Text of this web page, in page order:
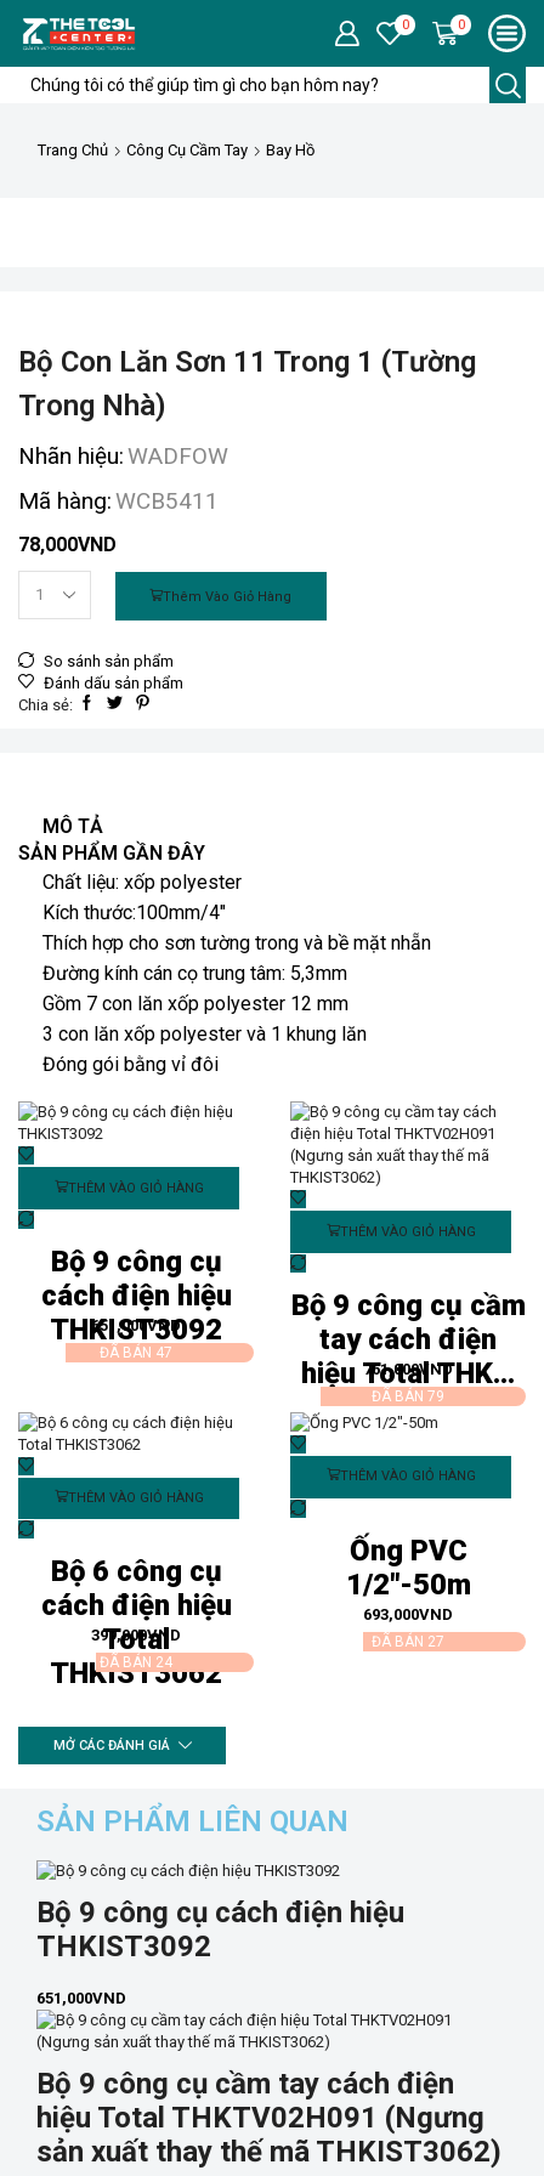
0 0
Trang Chủ Công Cụ Cầm Tay Bay Hồ
Bộ Con Lăn Sơn 11 Trong 1 (tường
Trong Nhà)
Nhãn hiệu:WADFOW
Mã hàng:WCB5411
78,000VND
Thêm Vào Giỏ Hàng
So sánh sản phẩm
Đánh dấu sản phẩm
Chia sẻ:
MÔ TẢ
SẢN PHẨM GẦN ĐÂY
Chất liệu: xốp polyester
Kích thước:100mm/4″
Thích hợp cho sơn tường trong và bề mặt nhẵn
Đường kính cán cọ trung tâm: 5,3mm
Gồm 7 con lăn xốp polyester 12 mm
3 con lăn xốp polyester và 1 khung lăn
Đóng gói bằng vỉ đôi
THÊM VÀO GIỎ HÀNG
Bộ 9 công cụ
cách điện hiệu
THKIST3092
651,000 VND
ĐÃ BÁN 47
THÊM VÀO GIỎ HÀNG
Bộ 9 công cụ cầm
tay cách điện
hiệu Total THK...
761,000VND
ĐÃ BÁN 79
THÊM VÀO GIỎ HÀNG
Bộ 6 công cụ
cách điện hiệu
Total
THKIST3062
399,000VND
ĐÃ BÁN 24
THÊM VÀO GIỎ HÀNG
Ống PVC
1/2″-50m
693,000VND
ĐÃ BÁN 27
MỞ CÁC ĐÁNH GIÁ
SẢN PHẨM LIÊN QUAN
Bộ 9 công cụ cách điện hiệu
THKIST3092
651,000VND
Bộ 9 công cụ cầm tay cách điện
hiệu Total THKTV02H091 (Ngưng
sản xuất thay thế mã THKIST3062)